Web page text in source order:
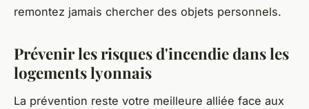
remontez jamais chercher des objets personnels.
Prévenir les risques d'incendie dans les
logements lyonnais
La prévention reste votre meilleure alliée face aux